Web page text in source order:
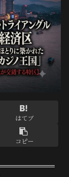
はてブ
コピー